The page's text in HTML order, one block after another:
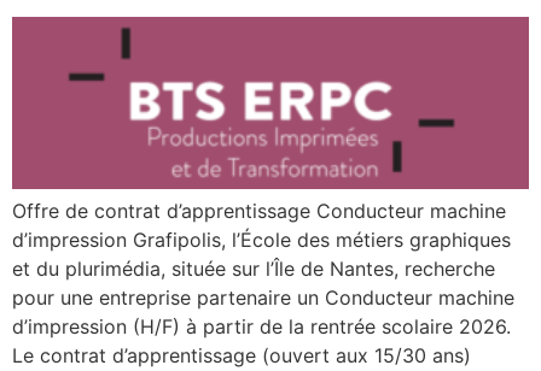
Offre de contrat d’apprentissage Conducteur machine
d’impression Grafipolis, l’École des métiers graphiques
et du plurimédia, située sur l’Île de Nantes, recherche
pour une entreprise partenaire un Conducteur machine
d’impression (H/F) à partir de la rentrée scolaire 2026.
Le contrat d’apprentissage (ouvert aux 15/30 ans)